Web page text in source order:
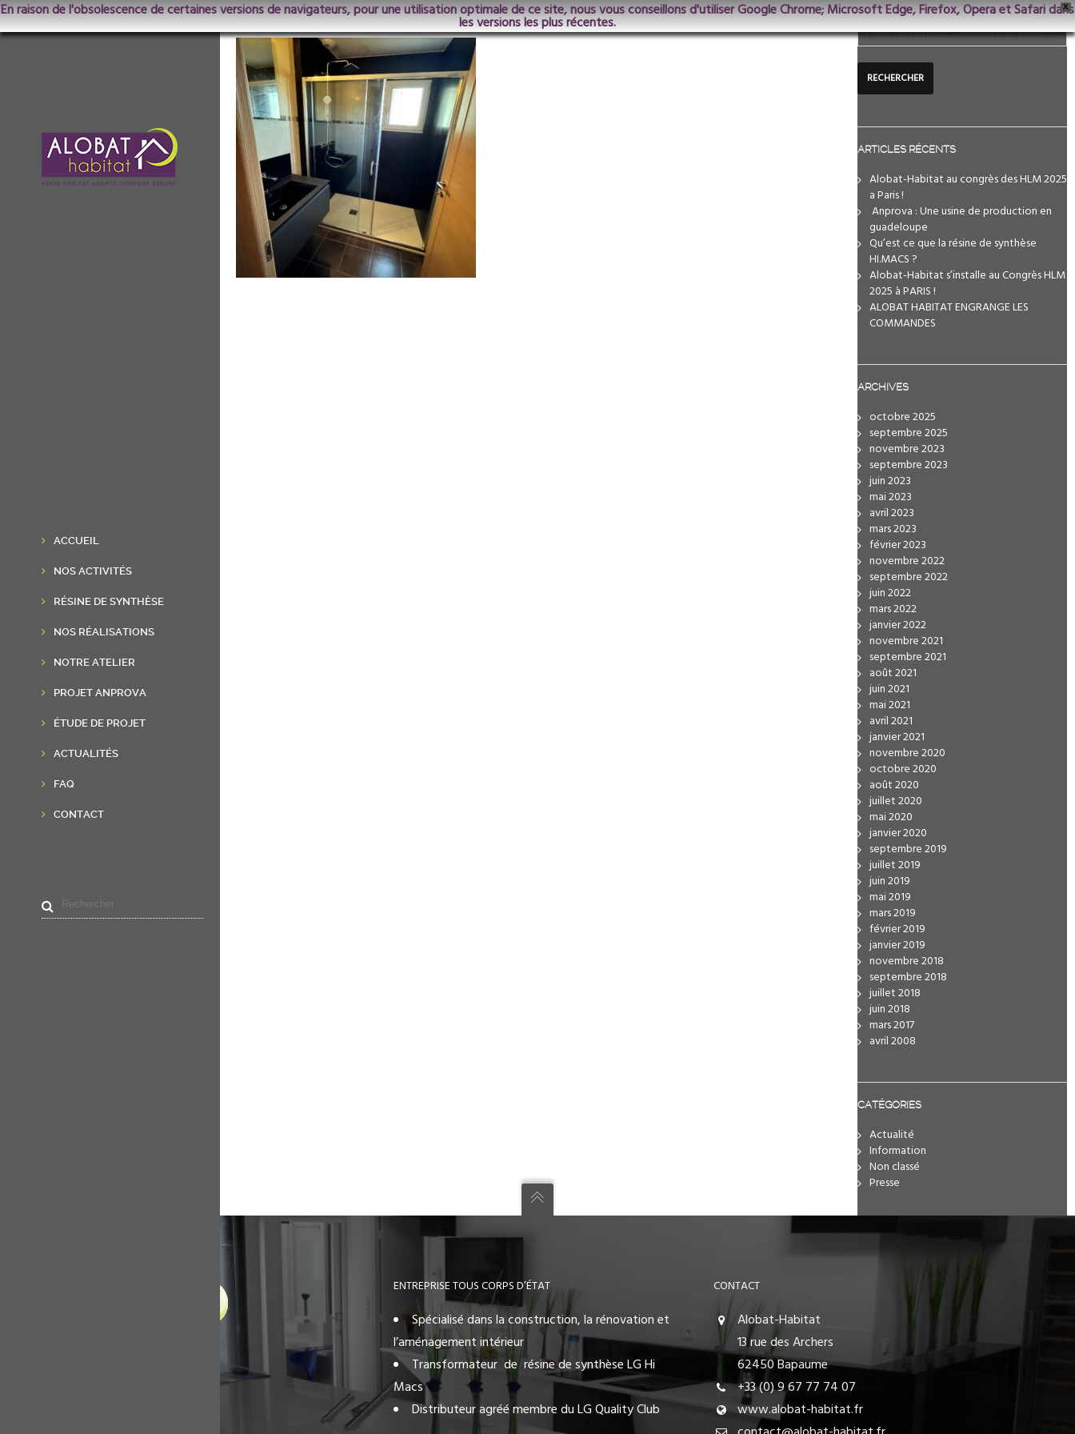
X
En raison de l'obsolescence de certaines versions de navigateurs, pour une utilisation optimale de ce site, nous vous conseillons d'utiliser Google Chrome; Microsoft Edge, Firefox, Opera et Safari dans
les versions les plus récentes.
ACCUEIL
NOS ACTIVITÉS
RÉSINE DE SYNTHÈSE
NOS RÉALISATIONS
NOTRE ATELIER
PROJET ANPROVA
ÉTUDE DE PROJET
ACTUALITÉS
FAQ
CONTACT
7
ARTICLES RÉCENTS
Alobat-Habitat au congrès des HLM 2025
a Paris !
️ Anprova : Une usine de production en
guadeloupe
Qu’est ce que la résine de synthèse
HI.MACS ?
Alobat-Habitat s’installe au Congrès HLM
2025 à PARIS !
ALOBAT HABITAT ENGRANGE LES
COMMANDES
ARCHIVES
octobre 2025
septembre 2025
novembre 2023
septembre 2023
juin 2023
mai 2023
avril 2023
mars 2023
février 2023
novembre 2022
septembre 2022
juin 2022
mars 2022
janvier 2022
novembre 2021
septembre 2021
août 2021
juin 2021
mai 2021
avril 2021
janvier 2021
novembre 2020
octobre 2020
août 2020
juillet 2020
mai 2020
janvier 2020
septembre 2019
juillet 2019
juin 2019
mai 2019
mars 2019
février 2019
janvier 2019
novembre 2018
septembre 2018
juillet 2018
juin 2018
mars 2017
avril 2008
CATÉGORIES
Actualité
Information
Non classé
Presse
ENTREPRISE TOUS CORPS D’ÉTAT
Spécialisé dans la construction, la rénovation et
l’aménagement intérieur
Transformateur de résine de synthèse LG Hi
Macs
Distributeur agréé membre du LG Quality Club
CONTACT
Alobat-Habitat
13 rue des Archers
62450 Bapaume
+33 (0) 9 67 77 74 07
www.alobat-habitat.fr